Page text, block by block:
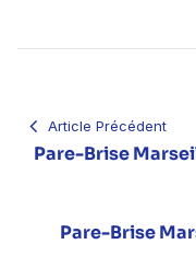
l’article
Article Précédent
Pare-Brise
Pare-Brise